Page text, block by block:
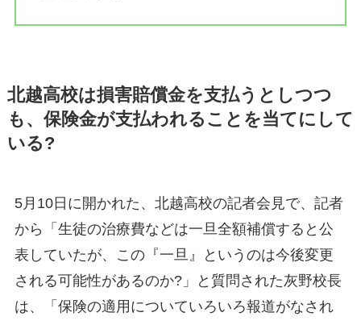
北越高校は損害賠償金を支払うとしつつ
も、保険金が支払われることを当てにして
いる?
5月10日に開かれた、北越高校の記者会見で、記者
から「生徒の治療費などは一旦全額補償すると公
表していたが、この『一旦』というのは今後変更
される可能性があるのか?」と質問された灰野校長
は、「保険の適用についていろいろ報道がなされ